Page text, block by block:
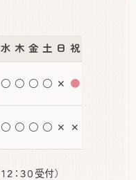
水 木 金 土 日 祝
○ ○ ○ ○ ✕ ●
○ ○ ○ ○ ✕ ✕
１２：３０ 受付）